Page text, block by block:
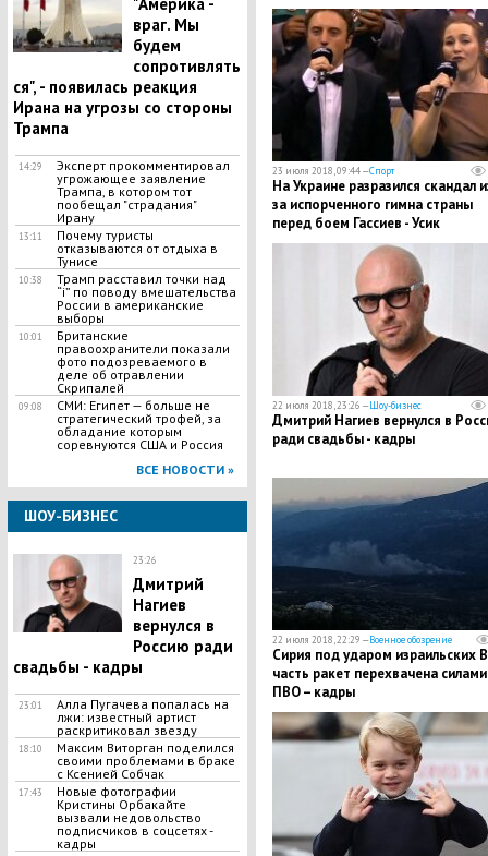
враг. Мы
будем
сопротивлять
ся", - появилась реакция
Ирана на угрозы со стороны
Трампа
14:29
Эксперт прокомментировал
угрожающее заявление
Трампа, в котором тот
пообещал "страдания"
Ирану
13:11
Почему туристы
отказываются от отдыха в
Тунисе
10:38
Трамп расставил точки над
“i” по поводу вмешательства
России в американские
выборы
10:01
Британские
правоохранители показали
фото подозреваемого в
деле об отравлении
Скрипалей
09:08
СМИ: Египет — больше не
стратегический трофей, за
обладание которым
соревнуются США и Россия
ВСЕ НОВОСТИ »
ШОУ-БИЗНЕС
23:26
Дмитрий
Нагиев
вернулся в
Россию ради
свадьбы - кадры
23:01
Алла Пугачева попалась на
лжи: известный артист
раскритиковал звезду
18:10
​Максим Виторган поделился
своими проблемами в браке
с Ксенией Собчак
17:43
​Новые фотографии
Кристины Орбакайте
вызвали недовольство
подписчиков в соцсетях -
кадры
23 июля 2018, 09:44 —Спорт
На Украине разразился скандал
за испорченного гимна страны
перед боем Гассиев - Усик
22 июля 2018, 23:26 —Шоу-бизнес
Дмитрий Нагиев вернулся в
ради свадьбы - кадры
22 июля 2018, 22:29 —Военное обозрение
Сирия под ударом израильских
часть ракет перехвачена силами
ПВО – кадры